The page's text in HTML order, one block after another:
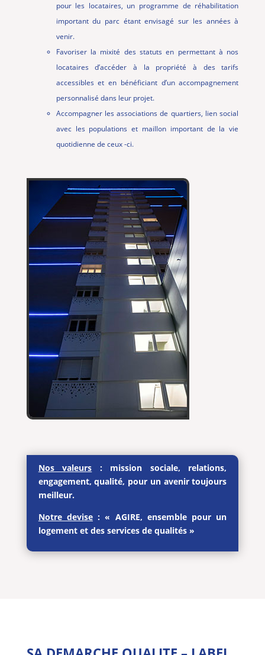
pour les locataires, un programme de réhabilitation
important du parc étant envisagé sur les années à
venir.
Favoriser la mixité des statuts en permettant à nos
locataires d’accéder à la propriété à des tarifs
accessibles et en bénéficiant d’un accompagnement
personnalisé dans leur projet.
Accompagner les associations de quartiers, lien social
avec les populations et maillon important de la vie
quotidienne de ceux -ci.
Nos valeurs : mission sociale, relations,
engagement, qualité, pour un avenir toujours
meilleur.
Notre devise : « AGIRE, ensemble pour un
logement et des services de qualités »